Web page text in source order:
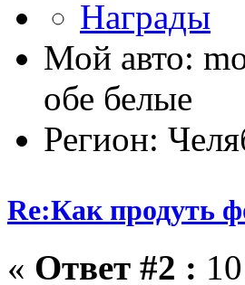
Мой авто:
обе белые
Регион:
Re:Как продуть
« Ответ #2 :